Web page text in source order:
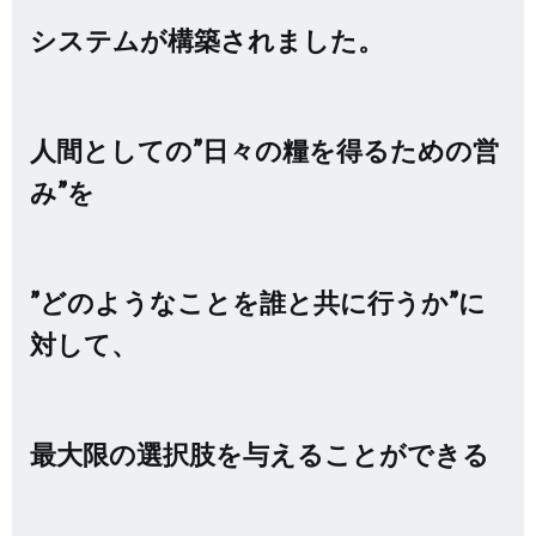
システムが構築されました。
人間としての”日々の糧を得るための営
み”を
”どのようなことを誰と共に行うか”に
対して、
最大限の選択肢を与えることができる